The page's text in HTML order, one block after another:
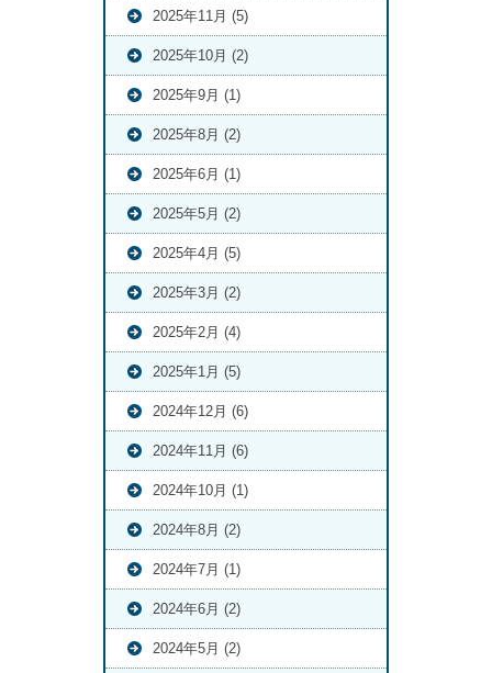
2025年11月 (5)
2025年10月 (2)
2025年9月 (1)
2025年8月 (2)
2025年6月 (1)
2025年5月 (2)
2025年4月 (5)
2025年3月 (2)
2025年2月 (4)
2025年1月 (5)
2024年12月 (6)
2024年11月 (6)
2024年10月 (1)
2024年8月 (2)
2024年7月 (1)
2024年6月 (2)
2024年5月 (2)